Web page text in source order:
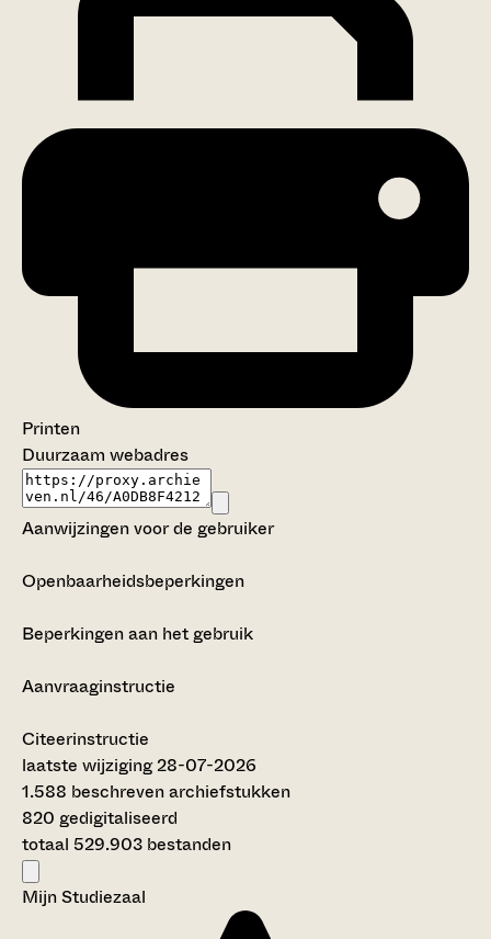
Printen
Duurzaam webadres
Aanwijzingen voor de gebruiker
Openbaarheidsbeperkingen
Beperkingen aan het gebruik
Aanvraaginstructie
Citeerinstructie
laatste wijziging 28-07-2026
1.588 beschreven archiefstukken
820 gedigitaliseerd
totaal 529.903 bestanden
Mijn Studiezaal